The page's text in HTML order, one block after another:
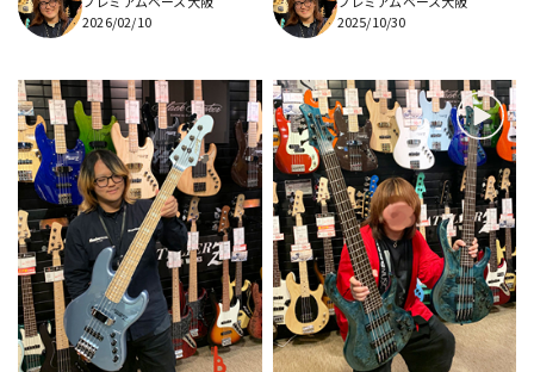
2026/02/10
2025/10/30